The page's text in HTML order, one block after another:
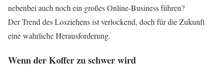
nebenbei auch noch ein großes Online-Business führen?
Der Trend des Losziehens ist verlockend, doch für die Zukunft
eine wahrliche Herausforderung.
Wenn der Koffer zu schwer wird